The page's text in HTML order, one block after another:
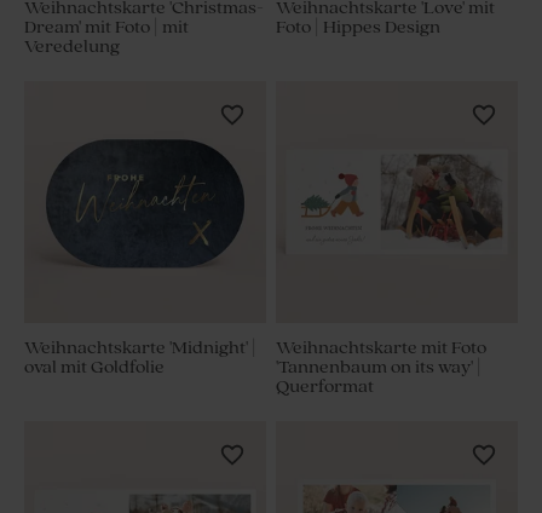
Weihnachtskarte 'Christmas-
Dream' mit Foto | mit
Veredelung
Weihnachtskarte 'Love' mit
Foto | Hippes Design
Weihnachtskarte 'Midnight' |
oval mit Goldfolie
Weihnachtskarte mit Foto
'Tannenbaum on its way' |
Querformat